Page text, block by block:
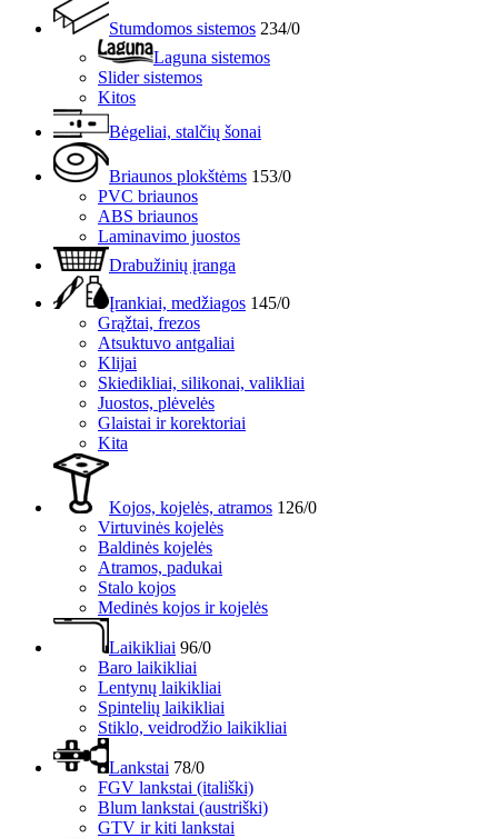
Stumdomos sistemos 234/0
Laguna sistemos
Slider sistemos
Kitos
Bėgeliai, stalčių šonai
Briaunos plokštėms 153/0
PVC briaunos
ABS briaunos
Laminavimo juostos
Drabužinių įranga
Įrankiai, medžiagos 145/0
Grąžtai, frezos
Atsuktuvo antgaliai
Klijai
Skiedikliai, silikonai, valikliai
Juostos, plėvelės
Glaistai ir korektoriai
Kita
Kojos, kojelės, atramos 126/0
Virtuvinės kojelės
Baldinės kojelės
Atramos, padukai
Stalo kojos
Medinės kojos ir kojelės
Laikikliai 96/0
Baro laikikliai
Lentynų laikikliai
Spintelių laikikliai
Stiklo, veidrodžio laikikliai
Lankstai 78/0
FGV lankstai (itališki)
Blum lankstai (austriški)
GTV ir kiti lankstai